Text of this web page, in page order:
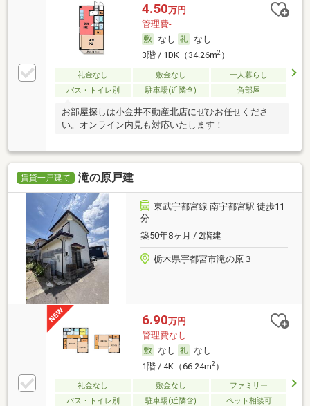
4.50万円
管理費-
なし
なし
3階 / 1DK（34.26m2）
礼金なし 敷金なし
一人暮らし
バス・トイレ別
駐車場(近隣含) 角部屋
お部屋探しは小金井不動産北店にぜひお任せくださ
い。オンライン内見も対応いたします！
賃貸一戸建て 滝の原戸建
東武宇都宮線 南宇都宮駅 徒歩11
分
築50年8ヶ月 / 2階建
栃木県宇都宮市滝の原３
6.90万円
管理費なし
なし
なし
1階 / 4K（66.24m2）
礼金なし 敷金なし
ファミリー
バス・トイレ別
駐車場(近隣含) ペット相談可